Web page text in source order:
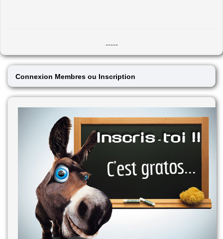
-----
Connexion Membres ou Inscription